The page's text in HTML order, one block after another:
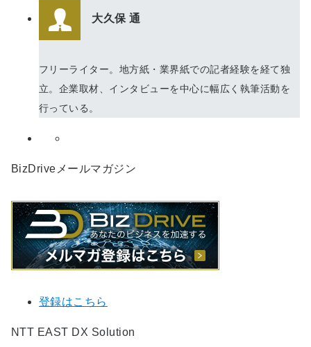
大久保 通
フリーライター。地方紙・業界紙での記者経験を経て独
立。企業取材、インタビューを中心に幅広く執筆活動を
行っている。
BizDriveメールマガジン
登録はこちら
NTT EAST DX Solution